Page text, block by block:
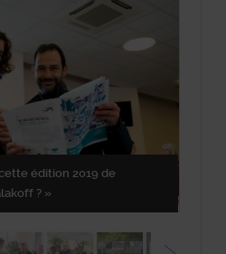
édition 2019 de
? »